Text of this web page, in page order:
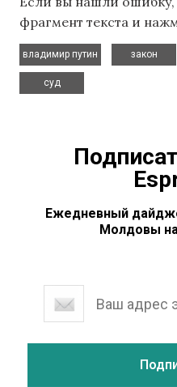
фрагмент текста и
владимир путин
закон
суд
Ежедневный
Молдовы